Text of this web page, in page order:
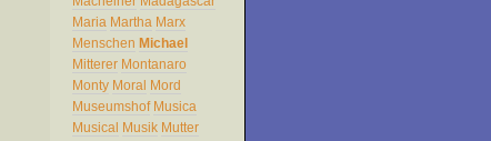
Maria Martha Marx
Menschen Michael
Mitterer Montanaro
Monty Moral Mord
Museumshof Musica
Musical Musik Mutter